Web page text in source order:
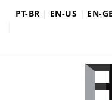
PT-BR | EN-US | EN-